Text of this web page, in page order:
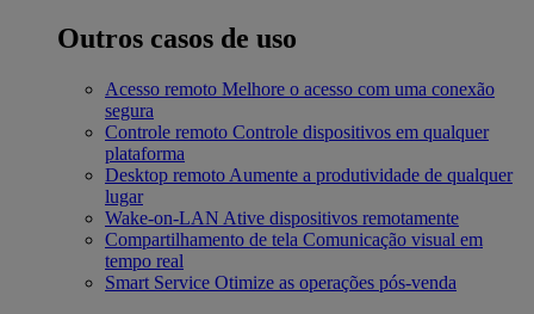
Outros casos de uso
Acesso remoto Melhore o acesso com uma conexão
segura
Controle remoto Controle dispositivos em qualquer
plataforma
Desktop remoto Aumente a produtividade de qualquer
lugar
Wake-on-LAN Ative dispositivos remotamente
Compartilhamento de tela Comunicação visual em
tempo real
Smart Service Otimize as operações pós-venda